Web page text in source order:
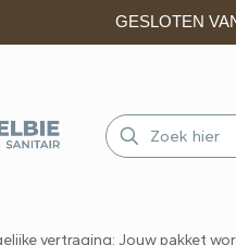
GESLOTEN
vertraging: Jouw pakket